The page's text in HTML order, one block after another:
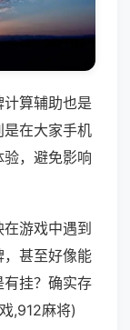
算辅助也是
在大家手机
，避免影响
游戏中遇到
甚至好像能
挂？确实存
,912麻将)